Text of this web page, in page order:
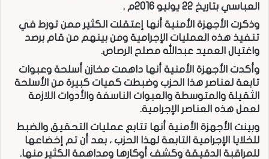
العباسي بتاريخ 22 يوليو 2016م .
وذكرت الأجهزة الأمنية أنها إعتقلت الكثير ممن تورط في
تنفيذ هذه العمليات الإجرامية ومن بينهم من قام برصد
واغتيال العميد عبدالله مصلح الرصاص.
وأكدت الأجهزة الأمنية أنها داهمت مخازن أسلحة وعبوات
تابعة لعناصر هذا الحزب وضبطت كميات كبيرة من الأسلحة
الثقيلة والمتوسطة والعبوات الناسفة والأدوات اللازمة
لعمل هذه العناصر الإجرامية.
وبينت الأجهزة الأمنية أنها تتابع عمليات التحقيق والضبط
للخلايا الإجرامية التابعة لهذا الحزب ، بعد أن تم إخضاعها
للمراقبة الدقيقة وكشف أوكارها ومداهمة الكثير منها.